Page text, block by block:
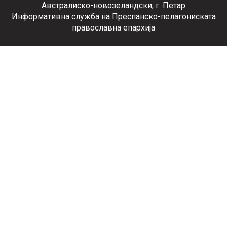
Австралиско-новозеландски, г. Петар
Информативна служба на Преспанско-пелагониската
православна епархија